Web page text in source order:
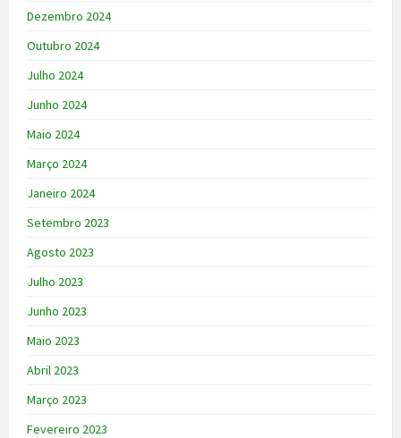
Dezembro 2024
Outubro 2024
Julho 2024
Junho 2024
Maio 2024
Março 2024
Janeiro 2024
Setembro 2023
Agosto 2023
Julho 2023
Junho 2023
Maio 2023
Abril 2023
Março 2023
Fevereiro 2023